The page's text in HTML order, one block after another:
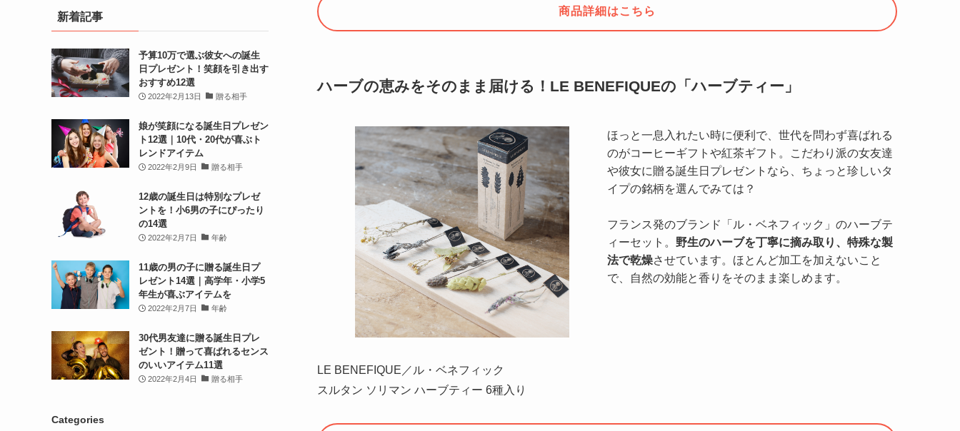
商品詳細はこちら
ハーブの恵みをそのまま届ける！LE BENEFIQUEの「ハーブティー」
ほっと一息入れたい時に便利で、世代を問わず喜ばれる
のがコーヒーギフトや紅茶ギフト。こだわり派の女友達
や彼女に贈る誕生日プレゼントなら、ちょっと珍しいタ
イプの銘柄を選んでみては？
フランス発のブランド「ル・ベネフィック」のハーブテ
ィーセット。 野生のハーブを丁寧に摘み取り、特殊な製
法で乾燥させています。ほとんど加工を加えないこと
で、自然の効能と香りをそのまま楽しめます。
LE BENEFIQUE／ル・ベネフィック
スルタン ソリマン ハーブティー 6種入り
新着記事
予算10万で選ぶ彼女への誕生
日プレゼント！笑顔を引き出す
おすすめ12選
2022年2月13日 贈る相手
娘が笑顔になる誕生日プレゼン
ト12選｜10代・20代が喜ぶト
レンドアイテム
2022年2月9日 贈る相手
12歳の誕生日は特別なプレゼ
ントを！小6男の子にぴったり
の14選
2022年2月7日 年齢
11歳の男の子に贈る誕生日プ
レゼント14選｜高学年・小学5
年生が喜ぶアイテムを
2022年2月7日 年齢
30代男友達に贈る誕生日プレ
ゼント！贈って喜ばれるセンス
のいいアイテム11選
2022年2月4日 贈る相手
Categories